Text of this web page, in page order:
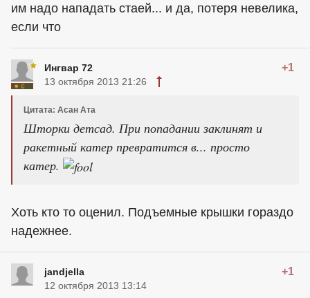
им надо нападать стаей... и да, потеря невелика,
если что
Ингвар 72 +1
13 октября 2013 21:26
Цитата: Асан Ата
Шторки детсад. При попадании заклинят и
ракетный катер превратится в... просто
катер.
Хоть кто то оценил. Подъемные крышки гораздо
надежнее.
jandjella +1
12 октября 2013 13:14